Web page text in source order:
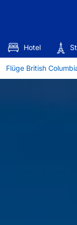
Hotel
Flüge British